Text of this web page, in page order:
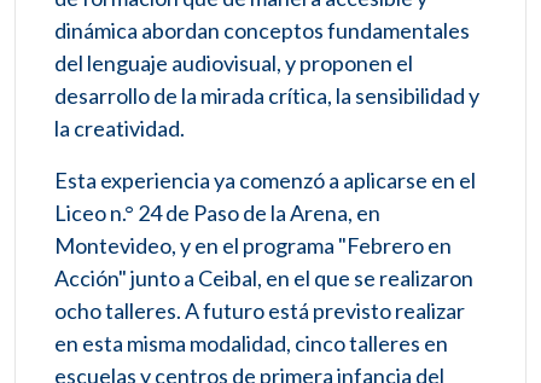
dinámica abordan conceptos fundamentales
del lenguaje audiovisual, y proponen el
desarrollo de la mirada crítica, la sensibilidad y
la creatividad.
Esta experiencia ya comenzó a aplicarse en el
Liceo n.° 24 de Paso de la Arena, en
Montevideo, y en el programa "Febrero en
Acción" junto a Ceibal, en el que se realizaron
ocho talleres. A futuro está previsto realizar
en esta misma modalidad, cinco talleres en
escuelas y centros de primera infancia del